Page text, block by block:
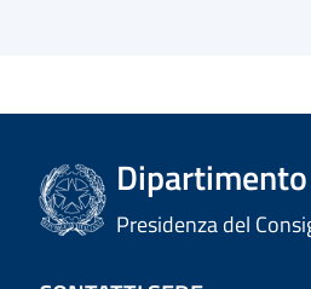
Presidenza del